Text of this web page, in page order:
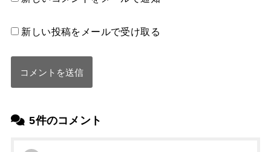
5件のコメント
新しい投稿をメールで受け取る